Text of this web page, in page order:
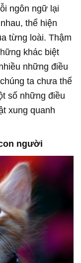
ngôn ngữ lại
thể hiện
từng loài. Thậm
khác biệt
những điều
ta chưa thể
số những điều
xung quanh
người